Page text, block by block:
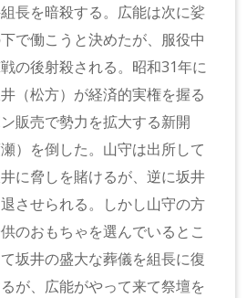
長を暗殺する。広能は次に娑
で働こうと決めたが、服役中
の後射殺される。昭和31年に
（松方）が経済的実権を握る
販売で勢力を拡大する新開
）を倒した。山守は出所して
に脅しを賭けるが、逆に坂井
させられる。しかし山守の方
のおもちゃを選んでいるとこ
坂井の盛大な葬儀を組長に復
が、広能がやって来て祭壇を